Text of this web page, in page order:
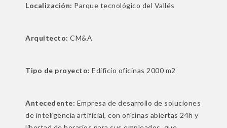
Localización: Parque tecnológico del Vallés
Arquitecto: CM&A
Tipo de proyecto: Edificio oficinas 2000 m2
Antecedente: Empresa de desarrollo de soluciones
de inteligencia artificial, con oficinas abiertas 24h y